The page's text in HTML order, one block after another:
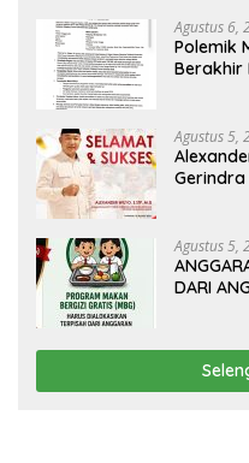
Agustus 6,
Polemik
Berakhir
Agustus 5,
Agustus 5,
DARI